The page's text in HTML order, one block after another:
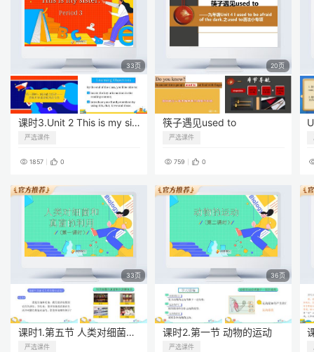
33页
课时3.Unit 2 This is my sister. (Period 3)
严选课件
1857 0
20页
筷子遇见used to
严选课件
759 0
33页
课时1.第五节 人类对细菌和真菌的利用
严选课件
36页
课时2.第一节 动物的运动
严选课件